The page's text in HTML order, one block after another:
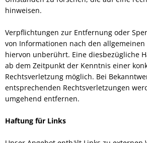
hinweisen.
Verpflichtungen zur Entfernung oder
von Informationen nach den allgemeinen
hiervon unberührt. Eine diesbezügliche
ab dem Zeitpunkt der Kenntnis einer
Rechtsverletzung möglich. Bei
entsprechenden Rechtsverletzungen
umgehend entfernen.
Haftung für Links